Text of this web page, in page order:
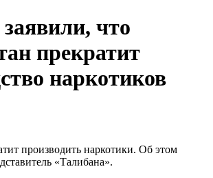
что
прекратит
наркотиков
производить наркотики. Об этом
«Талибана».